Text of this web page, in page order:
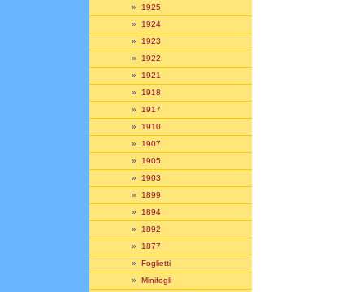
» 1925
» 1924
» 1923
» 1922
» 1921
» 1918
» 1917
» 1910
» 1907
» 1905
» 1903
» 1899
» 1894
» 1892
» 1877
» Foglietti
» Minifogli